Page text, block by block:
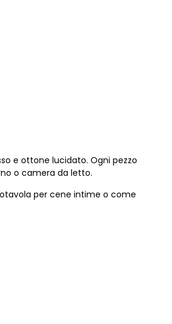
e ottone lucidato. Ogni pezzo
o camera da letto.
per cene intime o come